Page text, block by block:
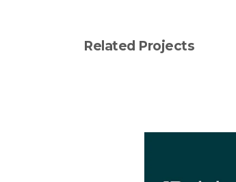
Related Projects